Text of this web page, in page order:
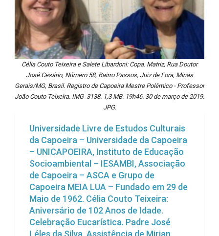
Célia Couto Teixeira e Salete Libardoni: Copa. Matriz, Rua Doutor
José Cesário, Número 58, Bairro Passos, Juiz de Fora, Minas
Gerais/MG, Brasil. Registro de Capoeira Mestre Polêmico - Professor
João Couto Teixeira. IMG_3138. 1,3 MB. 19h46. 30 de março de 2019.
JPG.
Universidade Livre de Estudos Culturais
da Capoeira – Universidade da Capoeira
– UNICAPOEIRA, Instituto de Educação
Socioambiental – IESAMBI, Associação
de Capoeira – ASCA e Grupo de
Capoeira MEIA LUA – Fundado em 29 de
Maio de 1962. Célia Couto Teixeira:
Aniversário de 102 Anos de Idade.
Celebração Eucarística. Padre José